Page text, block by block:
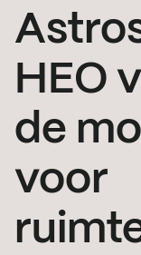
HEO
de
voor